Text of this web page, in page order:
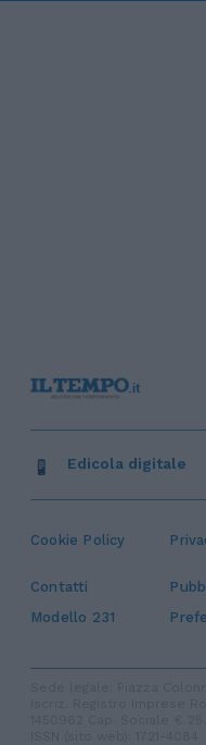
Cookie Policy
Contatti
Modello 231
Edicola digitale